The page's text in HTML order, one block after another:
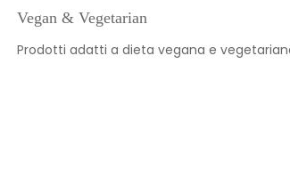
Vegan & Vegetarian
Prodotti adatti a dieta vegana e